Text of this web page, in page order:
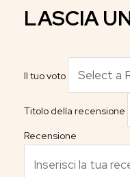
LASCIA
Il tuo voto
Titolo della recensione
Recensione